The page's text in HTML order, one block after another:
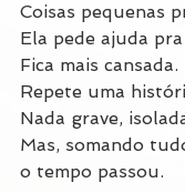
Coisas pequenas
Ela pede ajuda
Fica mais cansada.
Repete uma
Nada grave,
Mas, somando
o tempo passou.